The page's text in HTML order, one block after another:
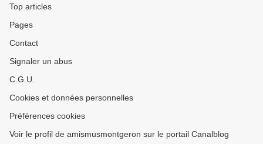
Top articles
Pages
Contact
Signaler un abus
C.G.U.
Cookies et données personnelles
Préférences cookies
Voir le profil de amismusmontgeron sur le portail Canalblog